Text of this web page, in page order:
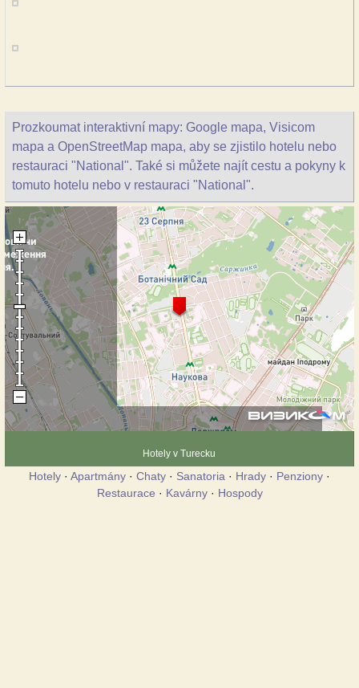
Prozkoumat interaktivní mapy: Google mapa, Visicom
mapa a OpenStreetMap mapa, aby se zjistilo hotelu nebo
restauraci "National". Také si můžete najít cestu a pokyny k
tomuto hotelu nebo v restauraci "National".
Hotely v Turecku
Hotely · Apartmány · Chaty · Sanatoria · Hrady · Penziony ·
Restaurace · Kavárny· Hospody